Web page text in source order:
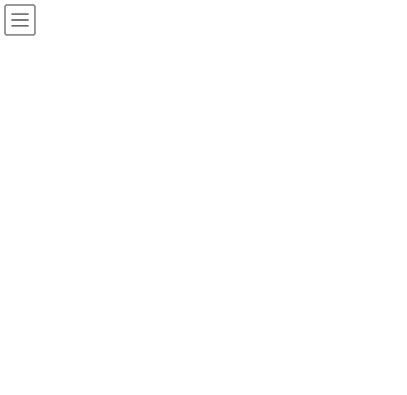
コ
ン
ナ
ビ
教材共有サイト2.0−高大連携歴史教育研究